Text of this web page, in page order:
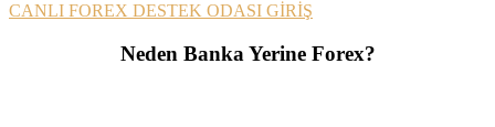
CANLI FOREX DESTEK ODASI GİRİŞ
Neden Banka Yerine Forex?